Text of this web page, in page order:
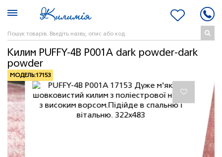
Килим PUFFY-4B P001A dark powder-dark
powder
МОДЕЛЬ:17153